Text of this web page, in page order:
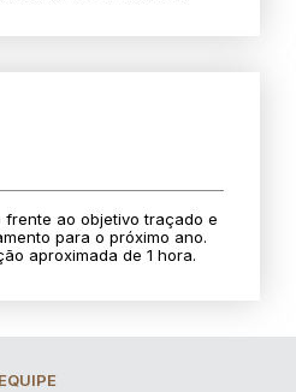
frente ao objetivo traçado e
para o próximo ano.
aproximada de 1 hora.
EQUIPE